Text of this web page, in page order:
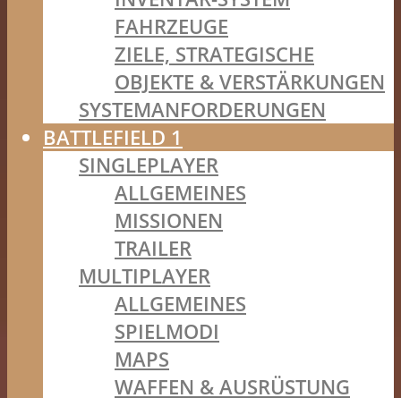
FAHRZEUGE
ZIELE, STRATEGISCHE
OBJEKTE & VERSTÄRKUNGEN
SYSTEMANFORDERUNGEN
BATTLEFIELD 1
SINGLEPLAYER
ALLGEMEINES
MISSIONEN
TRAILER
MULTIPLAYER
ALLGEMEINES
SPIELMODI
MAPS
WAFFEN & AUSRÜSTUNG